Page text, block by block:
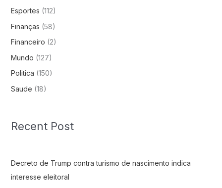
Esportes (112)
Finanças (58)
Financeiro (2)
Mundo (127)
Politica (150)
Saude (18)
Recent Post
Decreto de Trump contra turismo de nascimento indica
interesse eleitoral